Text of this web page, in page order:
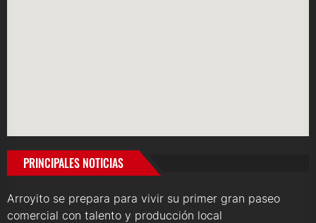
PRINCIPALES NOTICIAS
Arroyito se prepara para vivir su primer gran paseo
comercial con talento y producción local